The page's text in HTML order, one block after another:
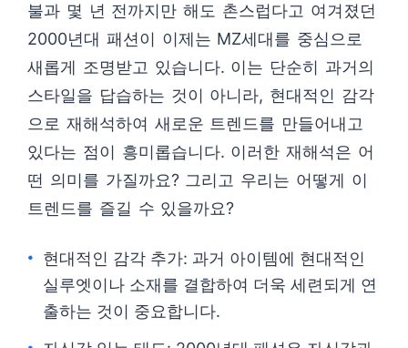
불과 몇 년 전까지만 해도 촌스럽다고 여겨졌던
2000년대 패션이 이제는 MZ세대를 중심으로
새롭게 조명받고 있습니다. 이는 단순히 과거의
스타일을 답습하는 것이 아니라, 현대적인 감각
으로 재해석하여 새로운 트렌드를 만들어내고
있다는 점이 흥미롭습니다. 이러한 재해석은 어
떤 의미를 가질까요? 그리고 우리는 어떻게 이
트렌드를 즐길 수 있을까요?
현대적인 감각 추가: 과거 아이템에 현대적인
실루엣이나 소재를 결합하여 더욱 세련되게 연
출하는 것이 중요합니다.